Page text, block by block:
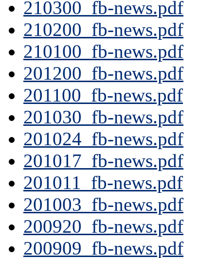
210300_fb-news.pdf
210200_fb-news.pdf
210100_fb-news.pdf
201200_fb-news.pdf
201100_fb-news.pdf
201030_fb-news.pdf
201024_fb-news.pdf
201017_fb-news.pdf
201011_fb-news.pdf
201003_fb-news.pdf
200920_fb-news.pdf
200909_fb-news.pdf